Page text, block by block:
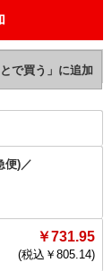
便)／
￥731.95
(税込￥ 805.14)